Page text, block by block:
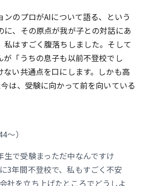
ンのプロがAIについて語る、という
に、その原点が我が子との対話にあ
私はすごく腹落ちしました。そして
が「うちの息子も以前不登校でし
ない共通点を口にします。しかも高
は、受験に向かって前を向いている
〜）
生で受験まっただ中なんですけ
3年間不登校で、私もすごく不安
社を立ち上げたところでどうしよ